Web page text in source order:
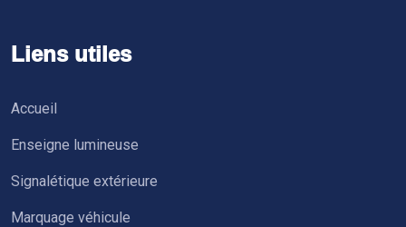
Liens utiles
Accueil
Enseigne lumineuse
Signalétique extérieure
Marquage véhicule